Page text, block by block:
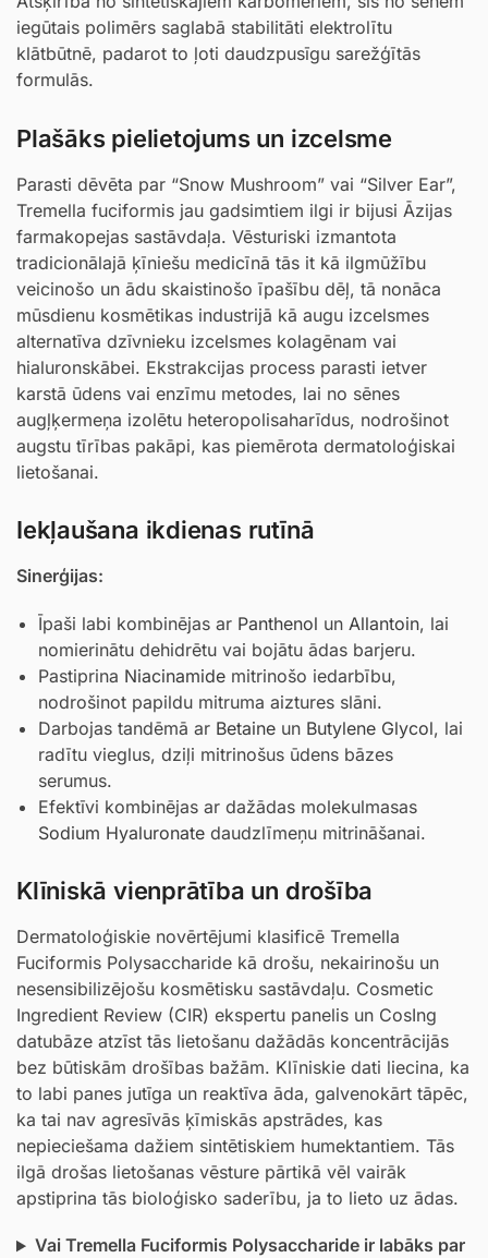
iegūtais polimērs saglabā stabilitāti elektrolītu
klātbūtnē, padarot to ļoti daudzpusīgu sarežģītās
formulās.
Plašāks pielietojums un izcelsme
Parasti dēvēta par “Snow Mushroom” vai “Silver Ear”,
Tremella fuciformis jau gadsimtiem ilgi ir bijusi Āzijas
farmakopejas sastāvdaļa. Vēsturiski izmantota
tradicionālajā ķīniešu medicīnā tās it kā ilgmūžību
veicinošo un ādu skaistinošo īpašību dēļ, tā nonāca
mūsdienu kosmētikas industrijā kā augu izcelsmes
alternatīva dzīvnieku izcelsmes kolagēnam vai
hialuronskābei. Ekstrakcijas process parasti ietver
karstā ūdens vai enzīmu metodes, lai no sēnes
augļķermeņa izolētu heteropolisaharīdus, nodrošinot
augstu tīrības pakāpi, kas piemērota dermatoloģiskai
lietošanai.
Iekļaušana ikdienas rutīnā
Sinerģijas:
Īpaši labi kombinējas ar Panthenol un Allantoin, lai
nomierinātu dehidrētu vai bojātu ādas barjeru.
Pastiprina Niacinamide mitrinošo iedarbību,
nodrošinot papildu mitruma aiztures slāni.
Darbojas tandēmā ar Betaine un Butylene Glycol, lai
radītu vieglus, dziļi mitrinošus ūdens bāzes
serumus.
Efektīvi kombinējas ar dažādas molekulmasas
Sodium Hyaluronate daudzlīmeņu mitrināšanai.
Klīniskā vienprātība un drošība
Dermatoloģiskie novērtējumi klasificē Tremella
Fuciformis Polysaccharide kā drošu, nekairinošu un
nesensibilizējošu kosmētisku sastāvdaļu. Cosmetic
Ingredient Review (CIR) ekspertu panelis un CosIng
datubāze atzīst tās lietošanu dažādās koncentrācijās
bez būtiskām drošības bažām. Klīniskie dati liecina, ka
to labi panes jutīga un reaktīva āda, galvenokārt tāpēc,
ka tai nav agresīvās ķīmiskās apstrādes, kas
nepieciešama dažiem sintētiskiem humektantiem. Tās
ilgā drošas lietošanas vēsture pārtikā vēl vairāk
apstiprina tās bioloģisko saderību, ja to lieto uz ādas.
Vai Tremella Fuciformis Polysaccharide ir labāks par